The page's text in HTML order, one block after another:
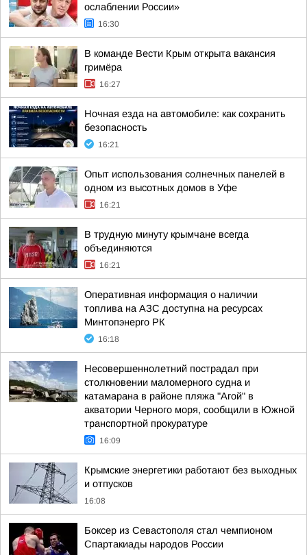
ослаблении России»
16:30
В команде Вести Крым открыта вакансия
гримёра
16:27
Ночная езда на автомобиле: как сохранить
безопасность
16:21
Опыт использования солнечных панелей в
одном из высотных домов в Уфе
16:21
В трудную минуту крымчане всегда
объединяются
16:21
Оперативная информация о наличии
топлива на АЗС доступна на ресурсах
Минтопэнерго РК
16:18
Несовершеннолетний пострадал при
столкновении маломерного судна и
катамарана в районе пляжа "Агой" в
акватории Черного моря, сообщили в Южной
транспортной прокуратуре
16:09
Крымские энергетики работают без выходных
и отпусков
16:08
Боксер из Севастополя стал чемпионом
Спартакиады народов России